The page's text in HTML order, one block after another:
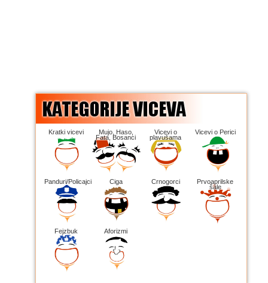
Kratki vicevi Mujo, Haso,
Fata, Bosanci
Vicevi o
plavušama
Vicevi o Perici
Panduri/Policajci Ciga Crnogorci Prvoaprilske
šale
Fejzbuk Aforizmi